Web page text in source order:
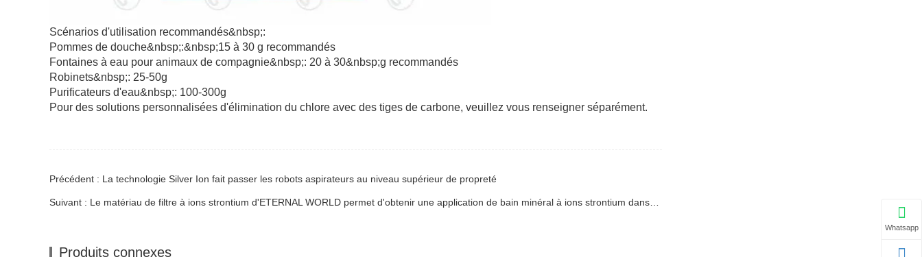
Whatsapp
Scénarios d'utilisation recommandés&nbsp;:
Pommes de douche&nbsp;:&nbsp;15 à 30 g recommandés
Fontaines à eau pour animaux de compagnie&nbsp;: 20 à 30&nbsp;g recommandés
Robinets&nbsp;: 25-50g
Purificateurs d'eau&nbsp;: 100-300g
Pour des solutions personnalisées d'élimination du chlore avec des tiges de carbone, veuillez vous renseigner séparément.
Précédent : La technologie Silver Ion fait passer les robots aspirateurs au niveau supérieur de propreté
Produits connexes